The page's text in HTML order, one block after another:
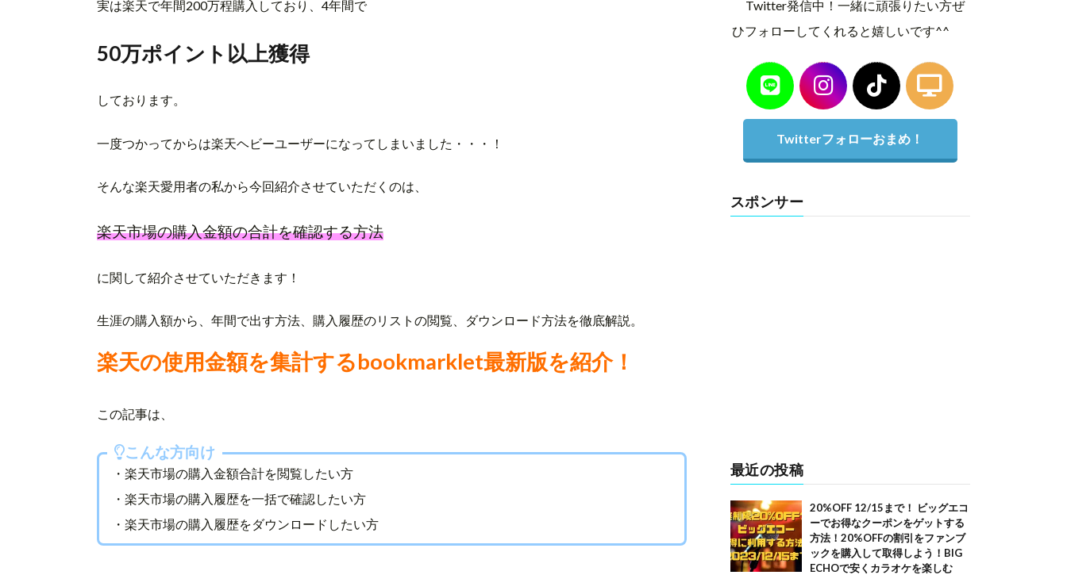
実は楽天で年間200万程購入しており、4年間で
50万ポイント以上獲得
しております。
一度つかってからは楽天ヘビーユーザーになってしまいました・・・！
そんな楽天愛用者の私から今回紹介させていただくのは、
楽天市場の購入金額の合計を確認する方法
に関して紹介させていただきます！
生涯の購入額から、年間で出す方法、購入履歴のリストの閲覧、ダウンロード方法を徹底解説。
楽天の使用金額を集計するbookmarklet最新版を紹介！
この記事は、
こんな方向け
・楽天市場の購入金額合計を閲覧したい方
・楽天市場の購入履歴を一括で確認したい方
・楽天市場の購入履歴をダウンロードしたい方
Twitter発信中！一緒に頑張りたい方ぜ
ひフォローしてくれると嬉しいです^^
Twitterフォローおまめ！
スポンサー
最近の投稿
20%OFF 12/15まで！ ビッグエコ
ーでお得なクーポンをゲットする
方法！20%OFFの割引をファンブ
ックを購入して取得しよう！BIG
ECHOで安くカラオケを楽しむ